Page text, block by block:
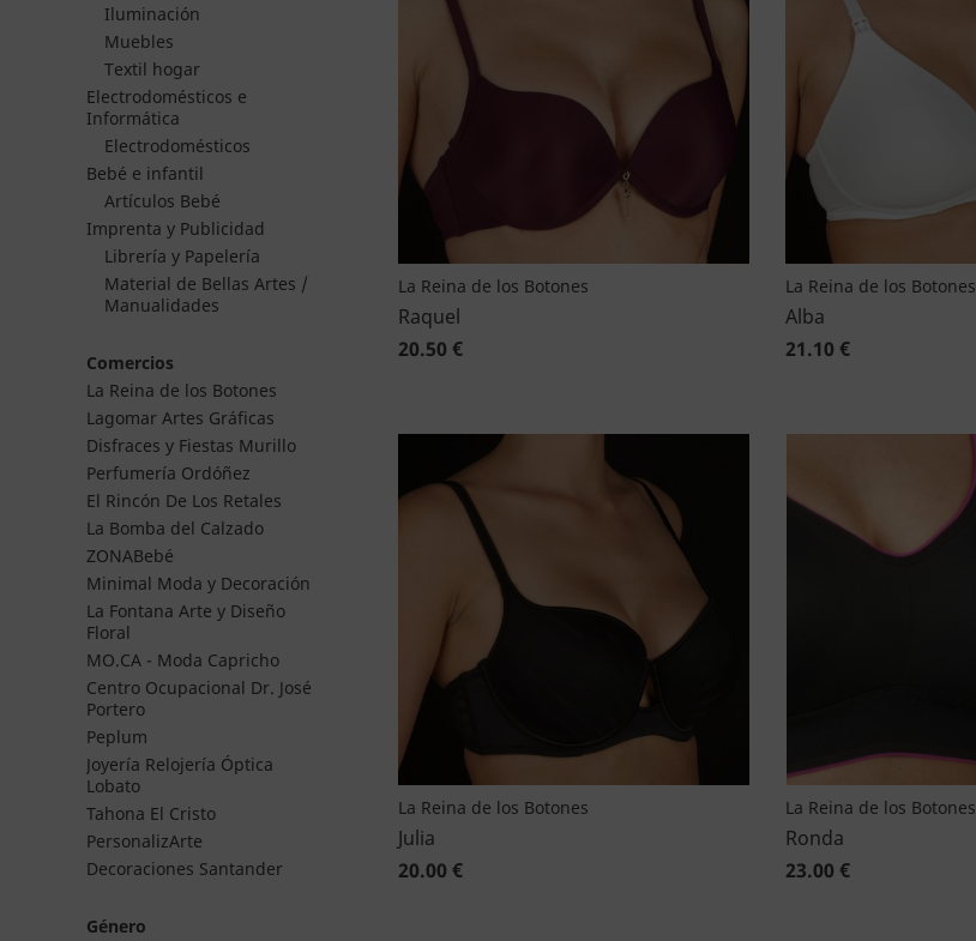
Iluminación
Muebles
Textil hogar
Electrodomésticos e
Informática
Electrodomésticos
Bebé e infantil
Artículos Bebé
Imprenta y Publicidad
Librería y Papelería
Material de Bellas Artes /
Manualidades
Comercios
La Reina de los Botones
Lagomar Artes Gráficas
Disfraces y Fiestas Murillo
Perfumería Ordóñez
El Rincón De Los Retales
La Bomba del Calzado
ZONABebé
Minimal Moda y Decoración
La Fontana Arte y Diseño
Floral
MO.CA - Moda Capricho
Centro Ocupacional Dr. José
Portero
Peplum
Joyería Relojería Óptica
Lobato
Tahona El Cristo
PersonalizArte
Decoraciones Santander
Género
La Reina de los Botones
Raquel
20.50 €
La Reina de los Botones
Alba
21.10 €
La Reina de los Botones
Julia
20.00 €
La Reina de los Botones
Ronda
23.00 €